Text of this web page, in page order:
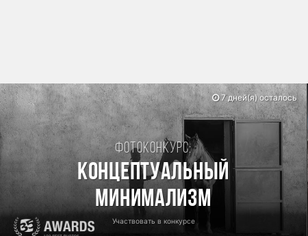
Фотоконкурс:
Концептуальный
минимализм
Участвовать в конкурсе
7 дней(я) осталось